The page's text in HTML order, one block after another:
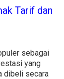
Tarif dan
sebagai
yang
dibeli secara